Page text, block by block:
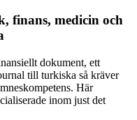
finans, medicin och
dokument, ett
till turkiska så kräver
Här
inom just det